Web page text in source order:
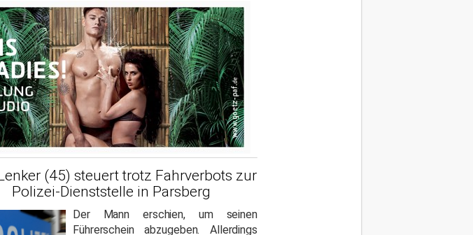
(45) steuert trotz Fahrverbots zur
Polizei-Dienststelle in Parsberg
Der Mann erschien, um seinen
Führerschein abzugeben. Allerdings